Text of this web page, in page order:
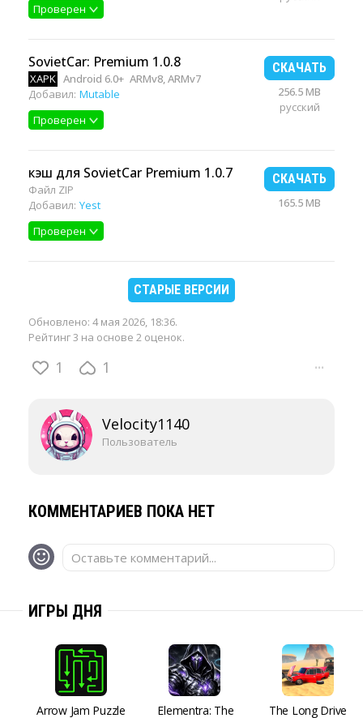
Проверен
SovietCar: Premium 1.0.8
XAPK Android 6.0+ ARMv8, ARMv7
Добавил: Mutable
Проверен
СКАЧАТЬ
256.5 MB
русский
кэш для SovietCar Premium 1.0.7
Файл ZIP
Добавил: Yest
Проверен
СКАЧАТЬ
165.5 MB
СТАРЫЕ ВЕРСИИ
Обновлено: 4 мая 2026, 18:36.
Рейтинг 3 на основе 2 оценок.
1 1 ···
Velocity1140
Пользователь
КОММЕНТАРИЕВ ПОКА НЕТ
Оставьте комментарий...
ИГРЫ ДНЯ
Arrow Jam Puzzle
Elementra: The
The Long Drive